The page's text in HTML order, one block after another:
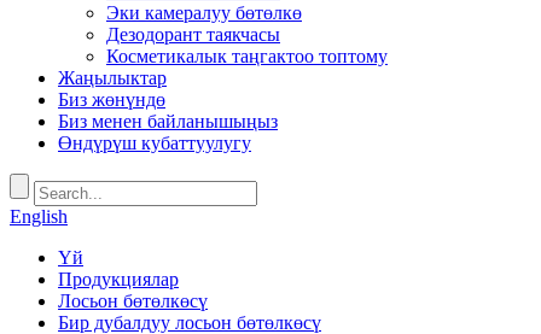
Эки камералуу бөтөлкө
Дезодорант таякчасы
Косметикалык таңгактоо топтому
Жаңылыктар
Биз жөнүндө
Биз менен байланышыңыз
Өндүрүш кубаттуулугу
English
Үй
Продукциялар
Лосьон бөтөлкөсү
Бир дубалдуу лосьон бөтөлкөсү